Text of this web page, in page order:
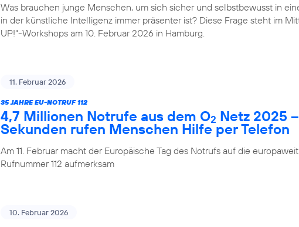
Was brauchen junge Menschen, um sich sicher und selbstbewusst in
in der künstliche Intelligenz immer präsenter ist? Diese Frage steht im
UP!“-Workshops am 10. Februar 2026 in Hamburg.
11. Februar 2026
35 JAHRE EU-NOTRUF 112
4,7 Millionen Notrufe aus dem O2 Netz 2025
Sekunden rufen Menschen Hilfe per Telefon
Am 11. Februar macht der Europäische Tag des Notrufs auf die
Rufnummer 112 aufmerksam
10. Februar 2026